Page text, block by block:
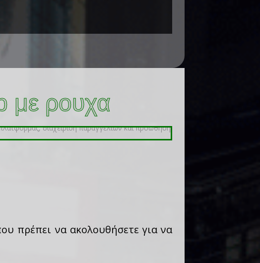
με ρουχα
πρέπει να ακολουθήσετε για να